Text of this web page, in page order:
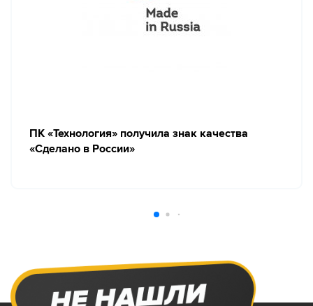
ПК «Технология» получила знак качества
«Сделано в России»